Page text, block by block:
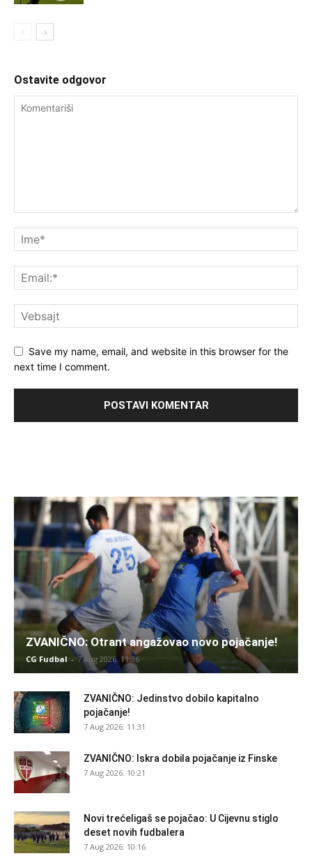
Ostavite odgovor
Save my name, email, and website in this browser for the
next time I comment.
ZVANIČNO: Otrant angažovao novo pojačanje!
CG Fudbal - 7 Aug 2026. 11:36
ZVANIČNO: Jedinstvo dobilo kapitalno
pojačanje!
7 Aug 2026. 11:31
ZVANIČNO: Iskra dobila pojačanje iz Finske
7 Aug 2026. 10:21
Novi trećeligaš se pojačao: U Cijevnu stiglo
deset novih fudbalera
7 Aug 2026. 10:16